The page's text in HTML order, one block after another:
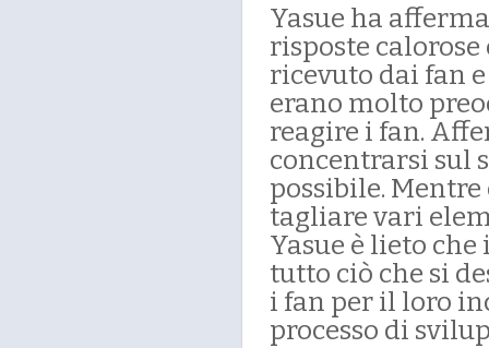
Yasue ha
risposte calorose
ricevuto dai fan
erano molto
reagire i fan.
concentrarsi sul
possibile.
tagliare vari
Yasue è lieto
tutto ciò che si
i fan per il loro
processo di